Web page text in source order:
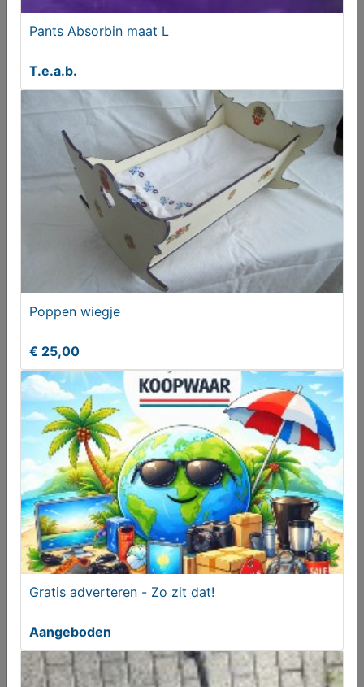
Onderstel/frame karretje
T.e.a.b.
Gratis adverteren - Zo zit dat!
Aangeboden
Pants Absorbin maat L
T.e.a.b.
Pants Absorbin maat L
T.e.a.b.
Poppen wiegje
€ 25,00
Gratis adverteren - Zo zit dat!
Aangeboden